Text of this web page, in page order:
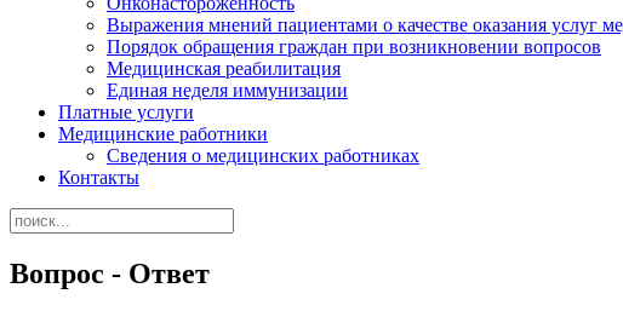
Выражения мнений пациентами о качестве оказания услуг
Порядок обращения граждан при возникновении вопросов
Медицинская реабилитация
Единая неделя иммунизации
Платные услуги
Медицинские работники
Сведения о медицинских работниках
Контакты
Вопрос - Ответ